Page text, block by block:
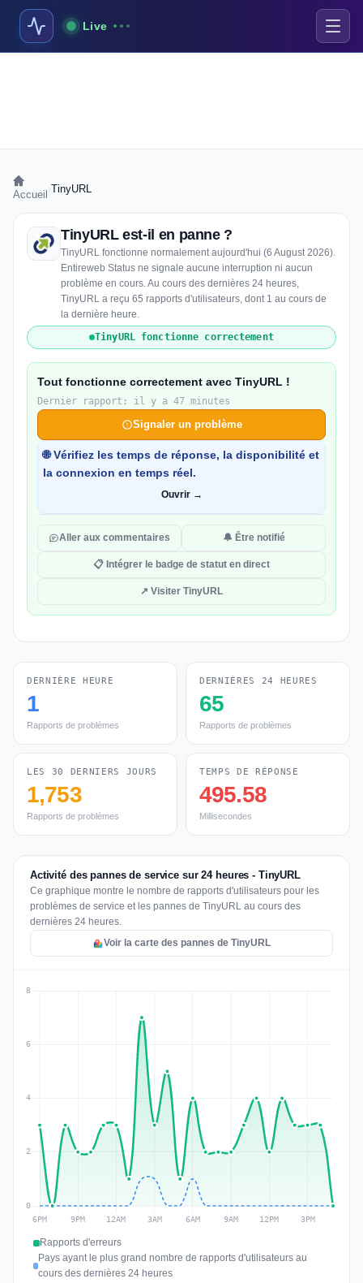
Live
Accueil TinyURL
TinyURL est-il en panne ?
TinyURL fonctionne normalement aujourd'hui (6 August 2026).
Entireweb Status ne signale aucune interruption ni aucun
problème en cours. Au cours des dernières 24 heures,
TinyURL a reçu 65 rapports d'utilisateurs, dont 1 au cours de
la dernière heure.
TinyURL fonctionne correctement
Tout fonctionne correctement avec TinyURL !
Dernier rapport: il y a 47 minutes
Signaler un problème
🌐 Vérifiez les temps de réponse, la disponibilité et
la connexion en temps réel.
Ouvrir →
Aller aux commentaires 🔔 Être notifié
📋 Intégrer le badge de statut en direct
↗ Visiter TinyURL
DERNIÈRE HEURE
1
Rapports de problèmes
DERNIÈRES 24 HEURES
65
Rapports de problèmes
LES 30 DERNIERS JOURS
1,753
Rapports de problèmes
TEMPS DE RÉPONSE
495.58
Millisecondes
Activité des pannes de service sur 24 heures - TinyURL
Ce graphique montre le nombre de rapports d'utilisateurs pour les
problèmes de service et les pannes de TinyURL au cours des
dernières 24 heures.
Voir la carte des pannes de TinyURL
Rapports d'erreurs
Pays ayant le plus grand nombre de rapports d'utilisateurs au
cours des dernières 24 heures